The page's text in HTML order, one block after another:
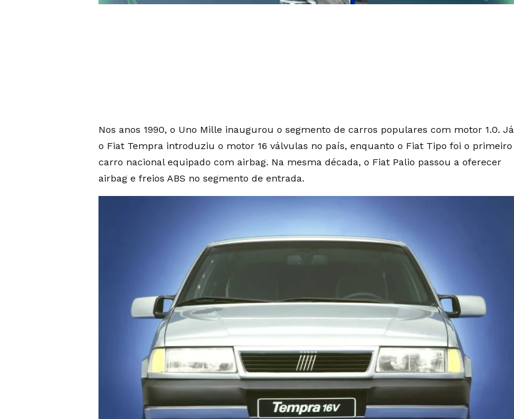
Nos anos 1990, o Uno Mille inaugurou o segmento de carros populares com motor 1.0. Já
o Fiat Tempra introduziu o motor 16 válvulas no país, enquanto o Fiat Tipo foi o primeiro
carro nacional equipado com airbag. Na mesma década, o Fiat Palio passou a oferecer
airbag e freios ABS no segmento de entrada.